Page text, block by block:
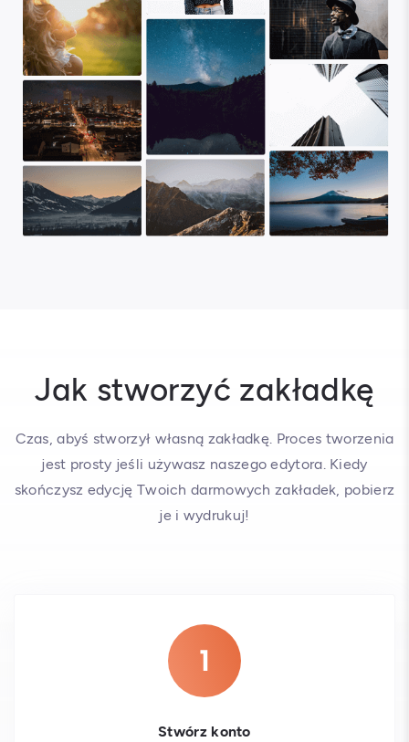
Jak stworzyć zakładkę
Czas, abyś stworzył własną zakładkę. Proces tworzenia
jest prosty jeśli używasz naszego edytora. Kiedy
skończysz edycję Twoich darmowych zakładek, pobierz
je i wydrukuj!
Stwórz konto